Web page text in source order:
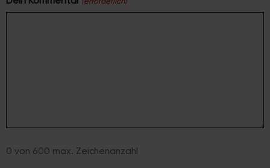
0 von 600 max. Zeichenanzahl